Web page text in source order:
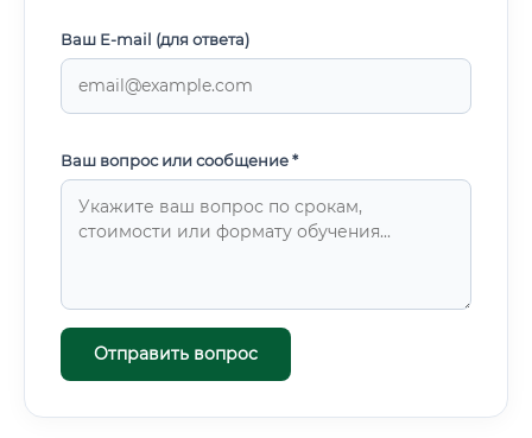
Ваш E-mail (для ответа)
Ваш вопрос или сообщение *
Отправить вопрос